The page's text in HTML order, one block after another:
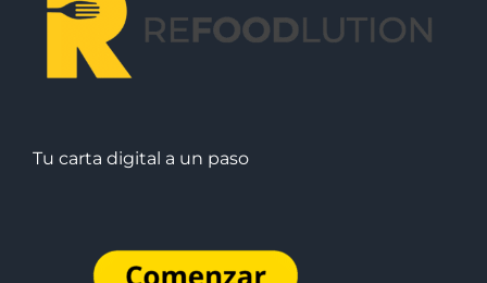
Tu carta digital a un paso